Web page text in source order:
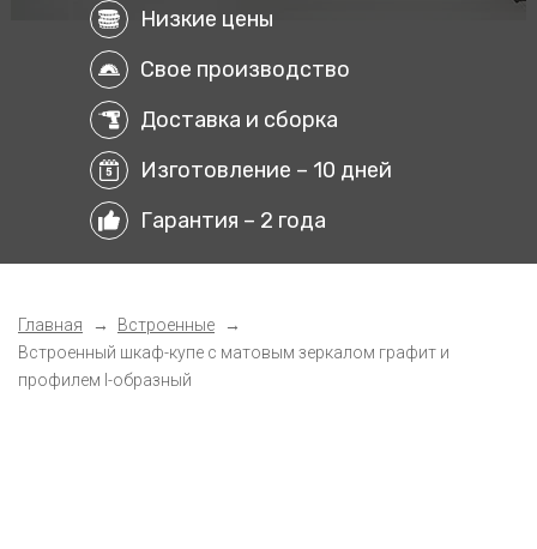
Низкие цены
Свое производство
Доставка и сборка
Изготовление – 10 дней
Гарантия – 2 года
Главная
Встроенные
Встроенный шкаф-купе с матовым зеркалом графит и
профилем I-образный